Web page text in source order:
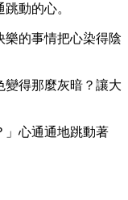
動的心。
樂的事情把心染得陰
變得那麼灰暗？讓大
」心通通地跳動著